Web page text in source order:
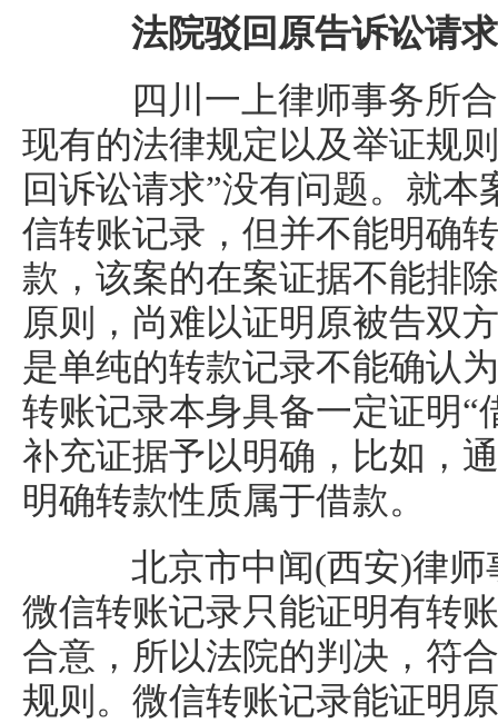
法院驳回原告诉讼请
四川一上律师事务所合
现有的法律规定以及举证规
回诉讼请求”没有问题。就
信转账记录，但并不能明确
款，该案的在案证据不能排
原则，尚难以证明原被告双
是单纯的转款记录不能确认
转账记录本身具备一定证明“
补充证据予以明确，比如，
明确转款性质属于借款。
北京市中闻(西安)律师
微信转账记录只能证明有转
合意，所以法院的判决，符
规则。微信转账记录能证明